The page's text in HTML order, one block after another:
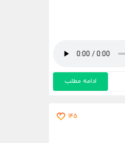
ادامه مطلب
145